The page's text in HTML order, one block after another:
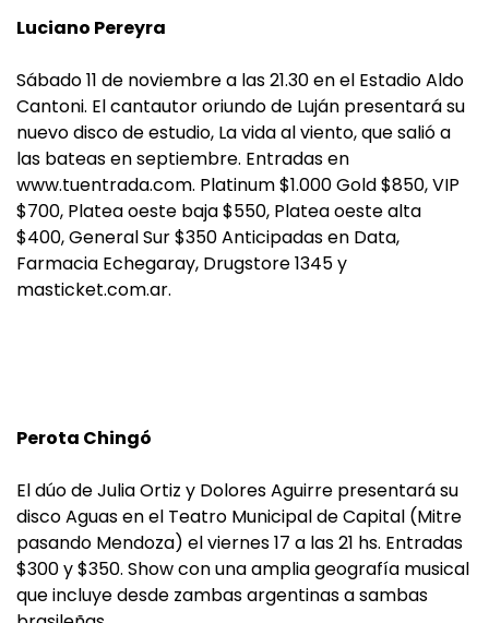
Luciano Pereyra
Sábado 11 de noviembre a las 21.30 en el Estadio Aldo
Cantoni. El cantautor oriundo de Luján presentará su
nuevo disco de estudio, La vida al viento, que salió a
las bateas en septiembre. Entradas en
www.tuentrada.com. Platinum $1.000 Gold $850, VIP
$700, Platea oeste baja $550, Platea oeste alta
$400, General Sur $350 Anticipadas en Data,
Farmacia Echegaray, Drugstore 1345 y
masticket.com.ar.
Perota Chingó
El dúo de Julia Ortiz y Dolores Aguirre presentará su
disco Aguas en el Teatro Municipal de Capital (Mitre
pasando Mendoza) el viernes 17 a las 21 hs. Entradas
$300 y $350. Show con una amplia geografía musical
que incluye desde zambas argentinas a sambas